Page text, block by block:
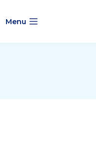
Menu